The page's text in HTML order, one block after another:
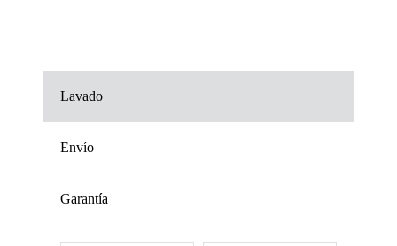
Lavado
Envío
Garantía